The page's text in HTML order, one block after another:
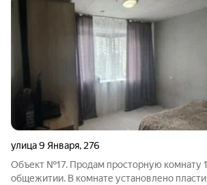
улица 9 Января, 276
Объект №17. Продам просторную комнату
общежитии. В комнате установлено